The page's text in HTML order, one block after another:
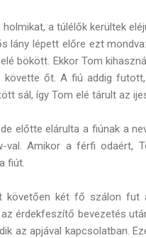
a túlélők kerültek
lány lépett előre ezt
bökött. Ekkor Tom
őt. A fiú addig
sál, így Tom elé tárult az
előtte elárulta a fiúnak a
val. Amikor a férfi odaért,
fiút.
követően két fő szálon fut
érdekfeszítő bevezetés
az apjával kapcsolatban.